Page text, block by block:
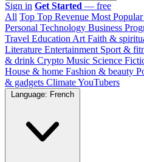
Sign in Get Started — free
All Top Top Revenue Most Popular
Personal Technology Business
Travel Education Art Faith &
Literature Entertainment Sport &
& drink Crypto Music Science
House & home Fashion & beauty
& gadgets ClimateYouTubers
Language: French